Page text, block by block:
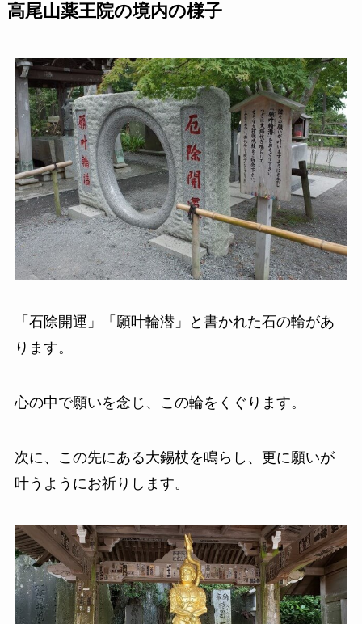
高尾山薬王院の境内の様子
「石除開運」「願叶輪潜」と書かれた石の輪があ
ります。
心の中で願いを念じ、この輪をくぐります。
次に、この先にある大錫杖を鳴らし、更に願いが
叶うようにお祈りします。